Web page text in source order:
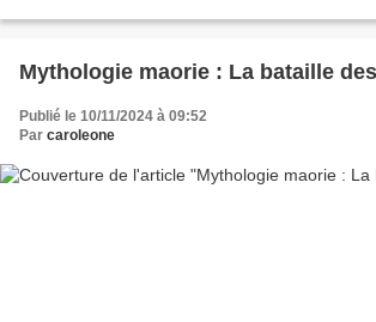
Mythologie maorie : La bataille
Publié le 10/11/2024 à 09:52
Par caroleone